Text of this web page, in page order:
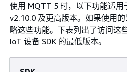
使用 MQTT 5 时，以下功能适用
v2.10.0 及更高版本。如果使用
略这些功能。下表列出了访问这
IoT 设备 SDK 的最低版本。